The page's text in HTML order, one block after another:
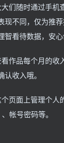
们随时通过手机
现不同，仅为推
看待数据，安心
作品每个月的收
收入哦。
页面上管理个人
帐号密码等。